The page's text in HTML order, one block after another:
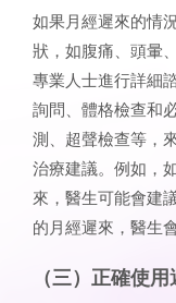
如果月經遲來的情
狀，如腹痛、頭暈
專業人士進行詳細
詢問、體格檢查和
測、超聲檢查等，
治療建議。例如，
來，醫生可能會建
的月經遲來，醫生
（三）正確使